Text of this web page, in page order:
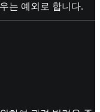
는 예외로 합니다.